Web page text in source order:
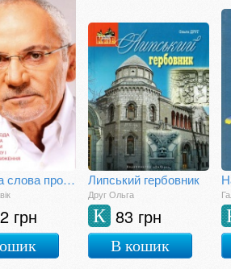
Свобода слова проти страху і приниження
грн
Липський гербовник
Друг Ольга
83 грн
К
В кошик